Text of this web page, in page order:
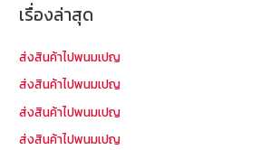
ห
รั
เรื่องล่าสุด
ส่งสินค้าไปพนมเปญ
ส่งสินค้าไปพนมเปญ
ส่งสินค้าไปพนมเปญ
ส่งสินค้าไปพนมเปญ